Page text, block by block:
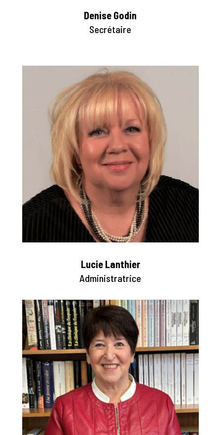
Denise Godin
Secrétaire
Lucie Lanthier
Administratrice